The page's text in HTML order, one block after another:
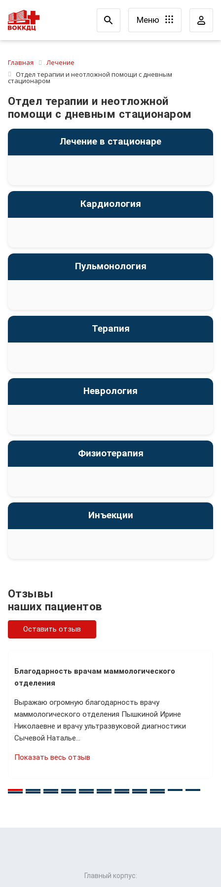
Меню
Главная
Лечение
Отдел терапии и неотложной помощи с дневным
стационаром
Отдел терапии и неотложной
помощи с дневным стационаром
Лечение в стационаре
Кардиология
Пульмонология
Терапия
Неврология
Физиотерапия
Инъекции
Отзывы
наших пациентов
Оставить отзыв
Благодарность врачам маммологического
отделения
Выражаю огромную благодарность врачу
маммологического отделения Пышкиной Ирине
Николаевне и врачу ультразвуковой диагностики
Сычевой Наталье…
Показать весь отзыв
Главный корпус: